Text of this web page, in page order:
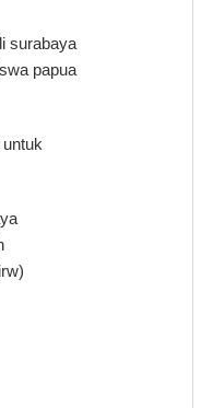
surabaya
papua